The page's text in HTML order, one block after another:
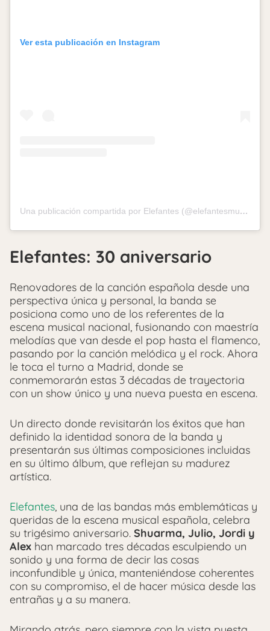
Ver esta publicación en Instagram
Una publicación compartida por Elefantes (@elefantesmusic)
Elefantes: 30 aniversario
Renovadores de la canción española desde una
perspectiva única y personal, la banda se
posiciona como uno de los referentes de la
escena musical nacional, fusionando con maestría
melodías que van desde el pop hasta el flamenco,
pasando por la canción melódica y el rock. Ahora
le toca el turno a Madrid, donde se
conmemorarán estas 3 décadas de trayectoria
con un show único y una nueva puesta en escena.
Un directo donde revisitarán los éxitos que han
definido la identidad sonora de la banda y
presentarán sus últimas composiciones incluidas
en su último álbum, que reflejan su madurez
artística.
Elefantes, una de las bandas más emblemáticas y
queridas de la escena musical española, celebra
su trigésimo aniversario. Shuarma, Julio, Jordi y
Alex han marcado tres décadas esculpiendo un
sonido y una forma de decir las cosas
inconfundible y única, manteniéndose coherentes
con su compromiso, el de hacer música desde las
entrañas y a su manera.